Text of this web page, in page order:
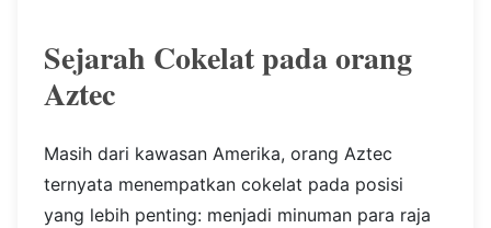
Sejarah Cokelat pada orang
Aztec
Masih dari kawasan Amerika, orang Aztec
ternyata menempatkan cokelat pada posisi
yang lebih penting: menjadi minuman para raja